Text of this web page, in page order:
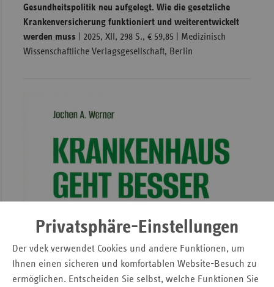
Privatsphäre-Einstellungen
Der vdek verwendet Cookies und andere Funktionen, um
Ihnen einen sicheren und komfortablen Website-Besuch zu
ermöglichen. Entscheiden Sie selbst, welche Funktionen Sie
Gesundheitspolitik neu aufgelegt. Wie die gesetzliche
Krankenversicherung funktioniert und weiterentwickelt
werden muss
| 2025, XII, 298 S., € 59,85 | Medizinisch
Wissenschaftliche Verlagsgesellschaft, Berlin